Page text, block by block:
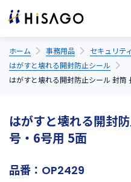
ホーム 事務用品 セキュリテ
はがすと壊れる開封防止シール
はがすと壊れる開封防止シール 封筒
はがすと壊れる開封
号・6号用 5面
品番： OP2429